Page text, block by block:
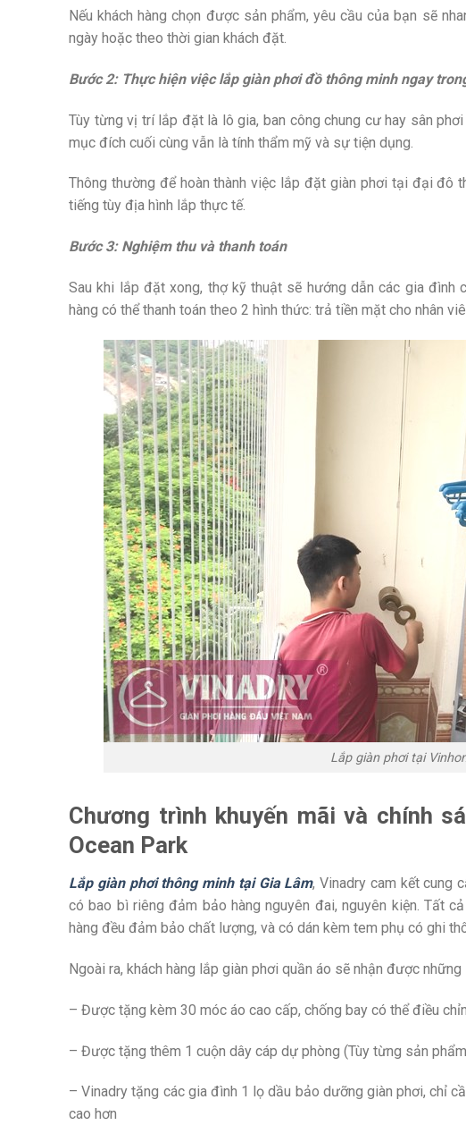
Nếu khách hàng chọn được sản phẩm, yêu cầu của bạn sẽ
ngày hoặc theo thời gian khách đặt.
Bước 2: Thực hiện việc lắp giàn phơi đồ thông minh ngay
Tùy từng vị trí lắp đặt là lô gia, ban công chung cư hay sân
mục đích cuối cùng vẫn là tính thẩm mỹ và sự tiện dụng.
Thông thường để hoàn thành việc lắp đặt giàn phơi tại đại đô
tiếng tùy địa hình lắp thực tế.
Bước 3: Nghiệm thu và thanh toán
Sau khi lắp đặt xong, thợ kỹ thuật sẽ hướng dẫn các gia đình
hàng có thể thanh toán theo 2 hình thức: trả tiền mặt cho nhân
Lắp giàn phơi tại
Chương trình khuyến mãi và chính
Ocean Park
Lắp giàn phơi thông minh tại Gia Lâm, Vinadry cam kết cung
có bao bì riêng đảm bảo hàng nguyên đai, nguyên kiện. Tất
hàng đều đảm bảo chất lượng, và có dán kèm tem phụ có ghi
Ngoài ra, khách hàng lắp giàn phơi quần áo sẽ nhận được
– Được tặng kèm 30 móc áo cao cấp, chống bay có thể điều
– Được tặng thêm 1 cuộn dây cáp dự phòng (Tùy từng sản
– Vinadry tặng các gia đình 1 lọ dầu bảo dưỡng giàn phơi, chỉ
cao hơn